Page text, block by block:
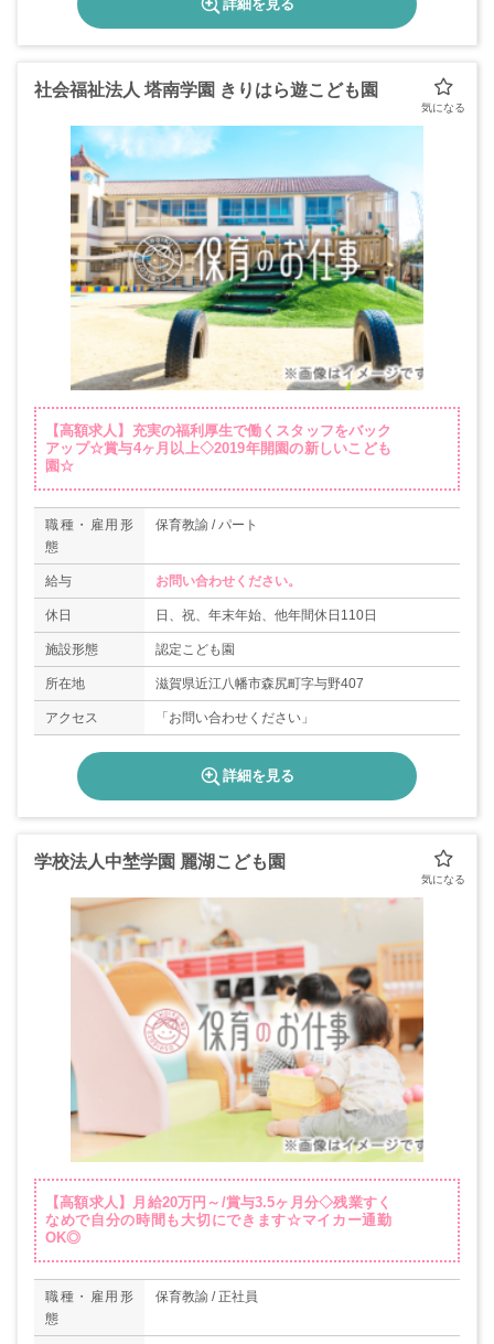
詳細を見る
社会福祉法人 塔南学園 きりはら遊こども園
【高額求人】充実の福利厚生で働くスタッフをバック
アップ☆賞与4ヶ月以上◇2019年開園の新しいこども
園☆
職種・雇用形
態
保育教諭 / パート
給与 お問い合わせください。
休日 日、祝、年末年始、他年間休日110日
施設形態 認定こども園
所在地 滋賀県近江八幡市森尻町字与野407
アクセス 「お問い合わせください」
詳細を見る
学校法人中埜学園 麗湖こども園
【高額求人】月給20万円～/賞与3.5ヶ月分◇残業すく
なめで自分の時間も大切にできます☆マイカー通勤
OK◎
職種・雇用形
態
保育教諭 / 正社員